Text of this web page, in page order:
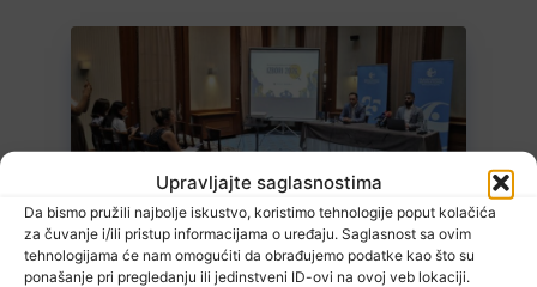
Upravljajte saglasnostima
Da bismo pružili najbolje iskustvo, koristimo tehnologije poput kolačića
za čuvanje i/ili pristup informacijama o uređaju. Saglasnost sa ovim
tehnologijama će nam omogućiti da obrađujemo podatke kao što su
ponašanje pri pregledanju ili jedinstveni ID-ovi na ovoj veb lokaciji.
6 Augusta, 2026
TI uočio 1.200 primjera potencijalne zloupotrebe javnih resursa za
promociju stranaka